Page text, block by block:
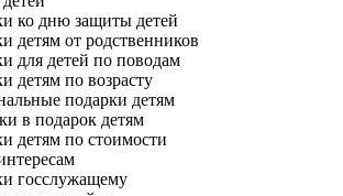
ко дню защиты детей
детям от родственников
для детей по поводам
детям по возрасту
подарки детям
в подарок детям
детям по стоимости
госслужащему